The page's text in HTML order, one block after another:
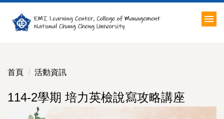
到
容
首頁 活動資訊
114-2學期 培力英檢說寫攻略講座